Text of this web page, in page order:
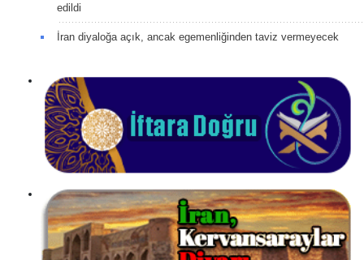
edildi
İran diyaloğa açık, ancak egemenliğinden taviz vermeyecek